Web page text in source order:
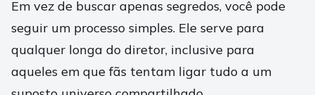
Em vez de buscar apenas segredos, você pode
seguir um processo simples. Ele serve para
qualquer longa do diretor, inclusive para
aqueles em que fãs tentam ligar tudo a um